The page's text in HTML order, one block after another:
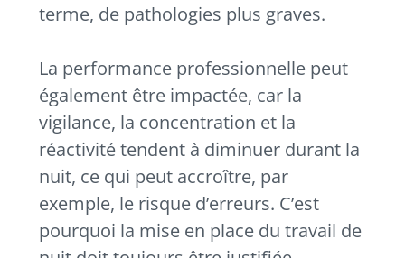
terme, de pathologies plus graves.
La performance professionnelle peut
également être impactée, car la
vigilance, la concentration et la
réactivité tendent à diminuer durant la
nuit, ce qui peut accroître, par
exemple, le risque d’erreurs. C’est
pourquoi la mise en place du travail de